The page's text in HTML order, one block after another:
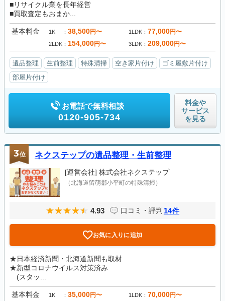
■リサイクル業を長年経営
■買取査定もおまか...
基本料金 1K 38,500円〜 1LDK 77,000円〜
2LDK 154,000円〜 3LDK 209,000円〜
遺品整理 生前整理 特殊清掃 空き家片付け
ゴミ屋敷片付け
部屋片付け
お電話で無料相談
0120-905-734
料金や
サービス
を見る
3位 ネクステップの遺品整理・生前整理
[運営会社] 株式会社ネクステップ
（北海道留萌郡小平町の特殊清掃）
4.93 口コミ・評判 14件
お気に入りに追加
★日本経済新聞・北海道新聞も取材
★新型コロナウイルス対策済み
(スタッ...
基本料金 1K 35,000円〜 1LDK 70,000円〜